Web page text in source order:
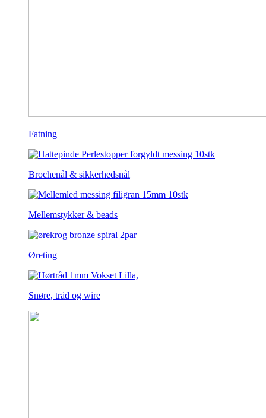
Fatning
Brochenål & sikkerhedsnål
Mellemstykker & beads
Øreting
Snøre, tråd og wire